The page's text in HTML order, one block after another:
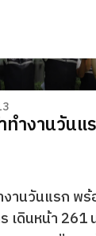
ทำงานวัน
งานวันแรก พ
เดินหน้า 261